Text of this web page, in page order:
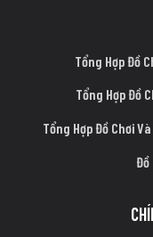
Tổng Hợp Đồ
Tổng Hợp Đồ
Tổng Hợp Đồ Chơi
Đồ